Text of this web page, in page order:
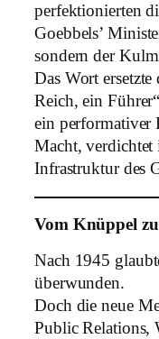
perfektionierten
Goebbels’
sondern der
Das Wort
Reich, ein
ein performativer
Macht, verdichtet
Infrastruktur des
Vom Knüppel
Nach 1945
überwunden.
Doch die neue
Public Relations,